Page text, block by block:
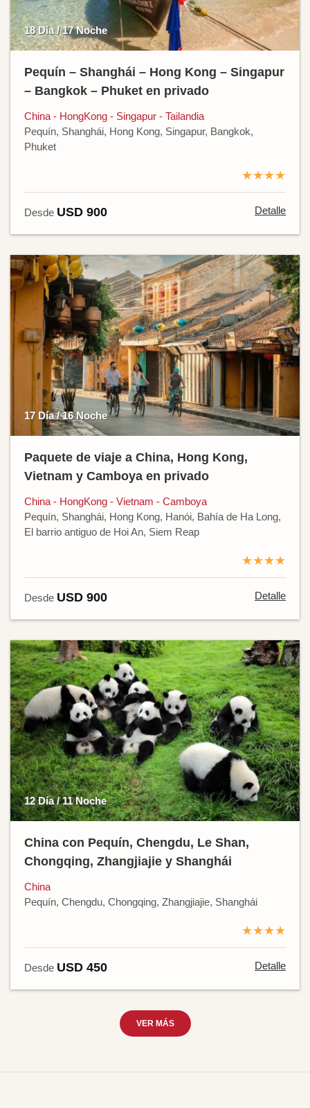
18 Día / 17 Noche
Pequín – Shanghái – Hong Kong – Singapur
– Bangkok – Phuket en privado
China - HongKong - Singapur - Tailandia
Pequín, Shanghái, Hong Kong, Singapur, Bangkok,
Phuket
★★★★
Desde USD 900 Detalle
17 Día / 16 Noche
Paquete de viaje a China, Hong Kong,
Vietnam y Camboya en privado
China - HongKong - Vietnam - Camboya
Pequín, Shanghái, Hong Kong, Hanói, Bahía de Ha Long,
El barrio antiguo de Hoi An, Siem Reap
★★★★
Desde USD 900 Detalle
12 Día / 11 Noche
China con Pequín, Chengdu, Le Shan,
Chongqing, Zhangjiajie y Shanghái
China
Pequín, Chengdu, Chongqing, Zhangjiajie, Shanghái
★★★★
Desde USD 450 Detalle
VER MÁS